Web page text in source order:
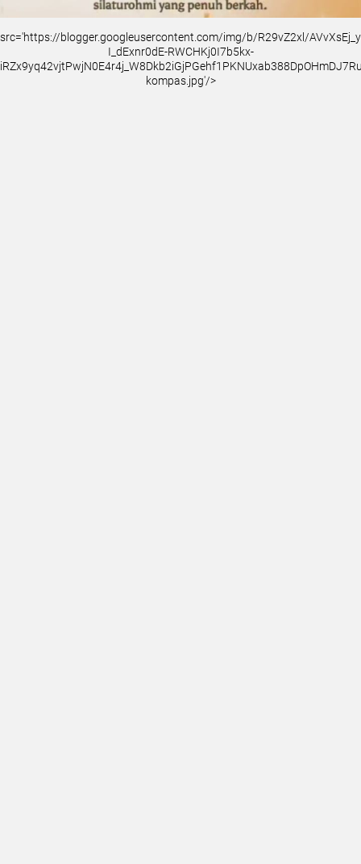
src='https://blogger.googleusercontent.com/img/b/R29vZ2xl/
I_dExnr0dE-RWCHKj0I7b5kx-
kompas.jpg'/>